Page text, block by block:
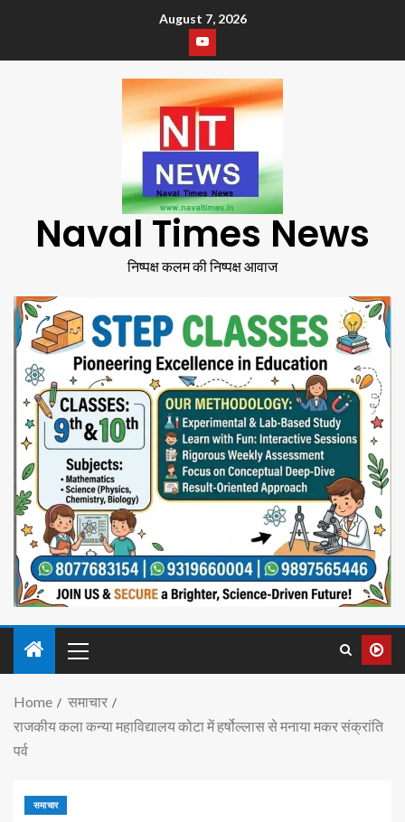
August 7, 2026
Naval Times News
निष्पक्ष कलम की निष्पक्ष आवाज
Home
समाचार
राजकीय कला कन्या महाविद्यालय कोटा में हर्षोल्लास से मनाया मकर संक्रांति
पर्व
समाचार